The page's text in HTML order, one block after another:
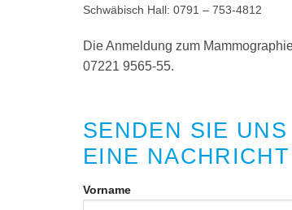
Schwäbisch Hall: 0791 – 753-4812
Die Anmeldung zum
07221 9565-55.
SENDEN SIE UNS
EINE NACHRICHT
Bitte lasse dieses Feld leer.
Vorname